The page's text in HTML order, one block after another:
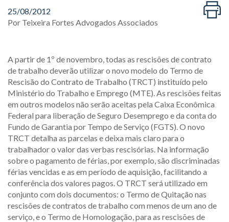
25/08/2012
Por Teixeira Fortes Advogados Associados
A partir de 1º de novembro, todas as rescisões de contrato
de trabalho deverão utilizar o novo modelo do Termo de
Rescisão do Contrato de Trabalho (TRCT) instituído pelo
Ministério do Trabalho e Emprego (MTE). As rescisões feitas
em outros modelos não serão aceitas pela Caixa Econômica
Federal para liberação de Seguro Desemprego e da conta do
Fundo de Garantia por Tempo de Serviço (FGTS). O novo
TRCT detalha as parcelas e deixa mais claro para o
trabalhador o valor das verbas rescisórias. Na informação
sobre o pagamento de férias, por exemplo, são discriminadas
férias vencidas e as em período de aquisição, facilitando a
conferência dos valores pagos. O TRCT será utilizado em
conjunto com dois documentos: o Termo de Quitação nas
rescisões de contratos de trabalho com menos de um ano de
serviço, e o Termo de Homologação, para as rescisões de